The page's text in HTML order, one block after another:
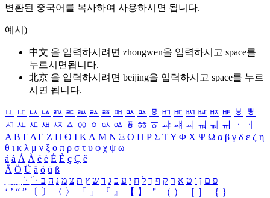
변환된 중국어를 복사하여 사용하시면 됩니다.
예시)
中文 을 입력하시려면 zhongwen을 입력하시고 space를
누르시면됩니다.
北京 을 입력하시려면 beijing을 입력하시고 space를 누르
시면 됩니다.
ㅥ ㅦ ㅧ ㅨ ㅩ ㅪ ㅫ ㅬ ㅭ ㅮ ㅯ ㅰ ㅱ ㅲ ㅳ ㅴ ㅵ ㅶ ㅷ ㅸ
ㅹ
ㅺ ㅻ ㅼ ㅽ ㅾ ㅿ ㆀ ㆁ ㆂ ㆃ ㆄ ㆅ ㆆ ㆇ ㆈ ㆉ ㆊ ㆋ ㆌ ㆍ
ㆎ
Α Β ΓΔ Ε Ζ Η Θ Ι ΚΛ Μ Ν Ξ Ο Π Ρ Σ ΤΥ Φ Χ Ψ Ω α β γ δ ε ζ η
θ ι κ λ μ ν ξ ο π ρ σ τ υ φ χ ψ ω
á à Á À é è É È ç Ç ê
Ä Ö Ü ä ö ü ß
ִֶֹ ֻּ ׁׂ פ ם ן ו ט א ר ק ף ך ל ח י ע כ ג ד ש ץ ת צ מ נ ה ב
‘ ’ “ ” 〔 〕 〈 〉 「 」 『 』 【 】 ＂ （ ） ［ ］ ｛ ｝